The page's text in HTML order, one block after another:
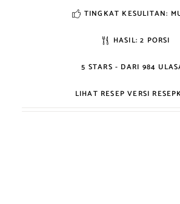
TINGKAT KESULITAN:
HASIL: 2 PORSI
5 STARS - DARI 984
LIHAT RESEP VERSI